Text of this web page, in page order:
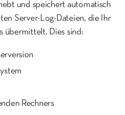
und speichert automatisch
Server-Log-Dateien, die Ihr
übermittelt. Dies sind:
Rechners